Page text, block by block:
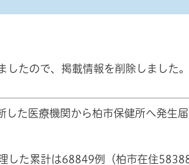
したので、掲載情報を削除しました
た医療機関から柏市保健所へ発生
した累計は68849例（柏市在住